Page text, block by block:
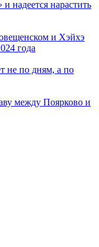
надеется нарастить
и Хэйхэ
года
не по дням, а по
между Поярково и